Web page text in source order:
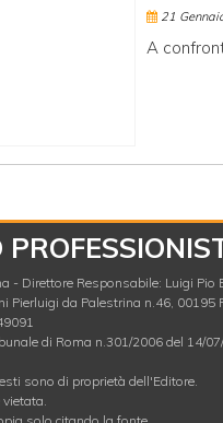
21
A
- Direttore Responsabile: Luigi Pio
Pierluigi da Palestrina n.46, 00195
di Roma n.301/2006 del 14/
sono di proprietà dell'Editore.
vietata.